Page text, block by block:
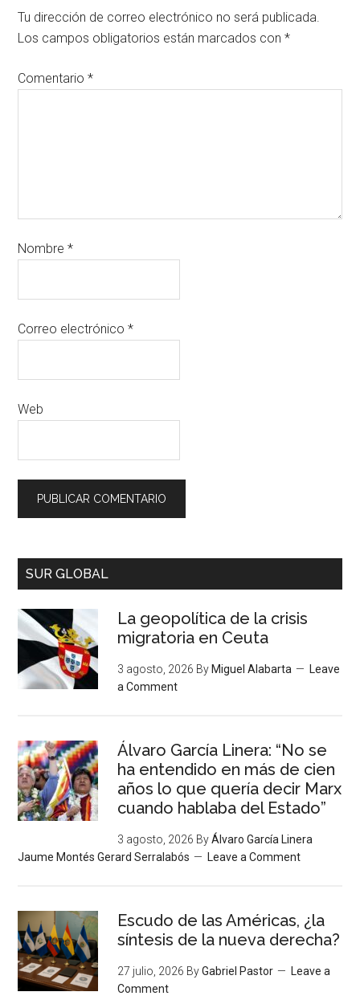
Tu dirección de correo electrónico no será publicada.
Los campos obligatorios están marcados con*
Comentario*
Nombre*
Correo electrónico*
Web
SUR GLOBAL
La geopolítica de la crisis
migratoria en Ceuta
3 agosto, 2026 By Miguel Alabarta
Leave
a Comment
Álvaro García Linera: “No se
ha entendido en más de cien
años lo que quería decir Marx
cuando hablaba del Estado”
3 agosto, 2026 ByÁlvaro García Linera
Jaume Montés Gerard Serralabós
Leave a Comment
Escudo de las Américas, ¿la
síntesis de la nueva derecha?
27 julio, 2026 ByGabriel Pastor
Leave a
Comment